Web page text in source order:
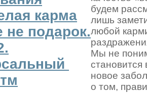
карма
подарок.
будем
лишь
любой
Мы не
новое
о том,